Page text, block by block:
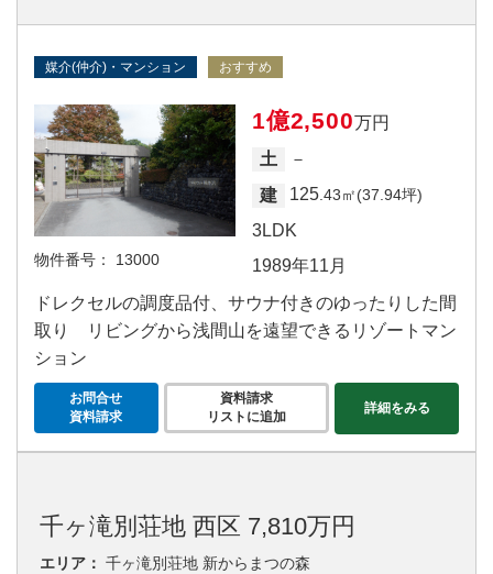
媒介(仲介)・マンション おすすめ
物件番号： 13000
1億2,500万円
土
－
建
125.43㎡(37.94坪)
3LDK
1989年11月
ドレクセルの調度品付、サウナ付きのゆったりした間
取り リビングから浅間山を遠望できるリゾートマン
ション
お問合せ
資料請求
資料請求
リストに追加
詳細をみる
千ヶ滝別荘地 西区 7,810万円
エリア： 千ヶ滝別荘地 新からまつの森